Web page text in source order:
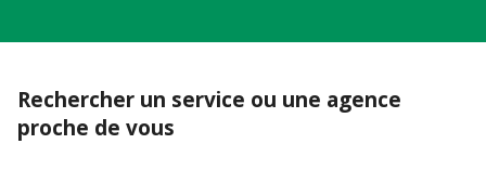
Rechercher un service ou une agence
proche de vous